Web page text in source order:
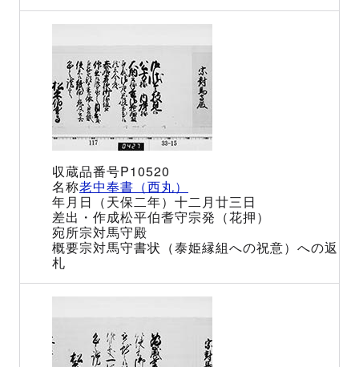
P10520
老中奉書（西丸）
（天保二年）十二月廿三日
松平伯耆守宗発（花押）
宗対馬守殿
宗対馬守書状（泰姫縁組への祝意）への返
札